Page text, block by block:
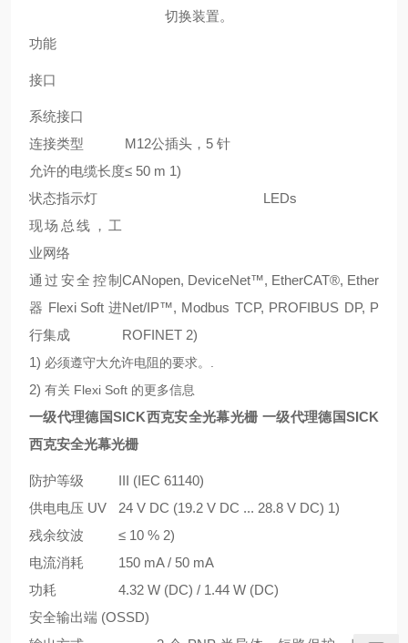
切换装置。
功能
接口
系统接口
连接类型
M12公插头，5 针
允许的电缆长度≤ 50 m 1)
状态指示灯
LEDs
现场总线，工
业网络
通过安全控制
器 Flexi Soft 进
行集成
CANopen, DeviceNet™, EtherCAT®, Ether
Net/IP™, Modbus TCP, PROFIBUS DP, P
ROFINET 2)
1) 必须遵守大允许电阻的要求。.
2) 有关 Flexi Soft 的更多信息
一级代理德国SICK西克安全光幕光栅 一级代理德国SICK
西克安全光幕光栅
防护等级
III (IEC 61140)
供电电压 UV 24 V DC (19.2 V DC ... 28.8 V DC) 1)
残余纹波
≤ 10 % 2)
电流消耗
150 mA / 50 mA
功耗
4.32 W (DC) / 1.44 W (DC)
安全输出端 (OSSD)